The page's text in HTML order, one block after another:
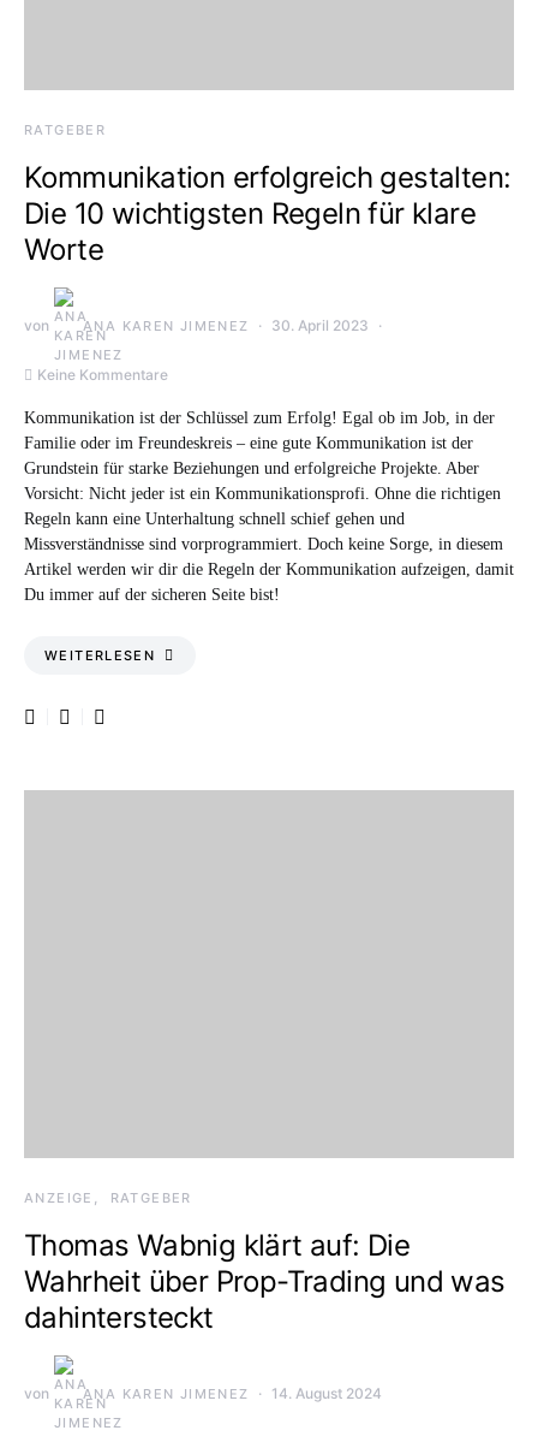
RATGEBER
Kommunikation erfolgreich gestalten:
Die 10 wichtigsten Regeln für klare
Worte
von ANA KAREN JIMENEZ 30. April 2023
Keine Kommentare
Kommunikation ist der Schlüssel zum Erfolg! Egal ob im Job, in der
Familie oder im Freundeskreis – eine gute Kommunikation ist der
Grundstein für starke Beziehungen und erfolgreiche Projekte. Aber
Vorsicht: Nicht jeder ist ein Kommunikationsprofi. Ohne die richtigen
Regeln kann eine Unterhaltung schnell schief gehen und
Missverständnisse sind vorprogrammiert. Doch keine Sorge, in diesem
Artikel werden wir dir die Regeln der Kommunikation aufzeigen, damit
Du immer auf der sicheren Seite bist!
WEITERLESEN
ANZEIGE RATGEBER
Thomas Wabnig klärt auf: Die
Wahrheit über Prop-Trading und was
dahintersteckt
von ANA KAREN JIMENEZ 14. August 2024